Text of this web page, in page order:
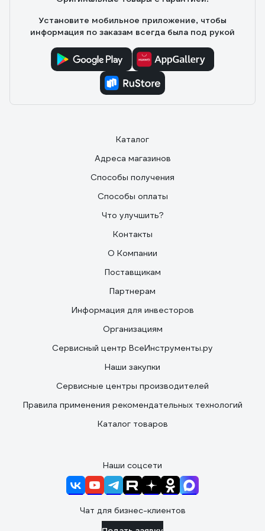
Установите мобильное приложение, чтобы
информация по заказам всегда была под рукой
Каталог
Адреса магазинов
Способы получения
Способы оплаты
Что улучшить?
Контакты
О Компании
Поставщикам
Партнерам
Информация для инвесторов
Организациям
Сервисный центр ВсеИнструменты.ру
Наши закупки
Сервисные центры производителей
Правила применения рекомендательных технологий
Каталог товаров
Наши соцсети
Чат для бизнес-клиентов